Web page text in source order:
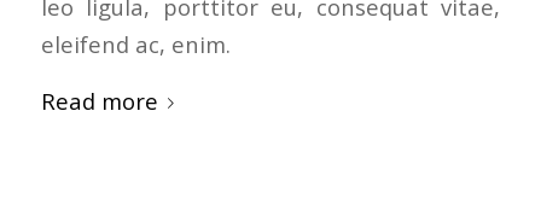
leo ligula, porttitor eu, consequat vitae,
eleifend ac, enim.
Read more